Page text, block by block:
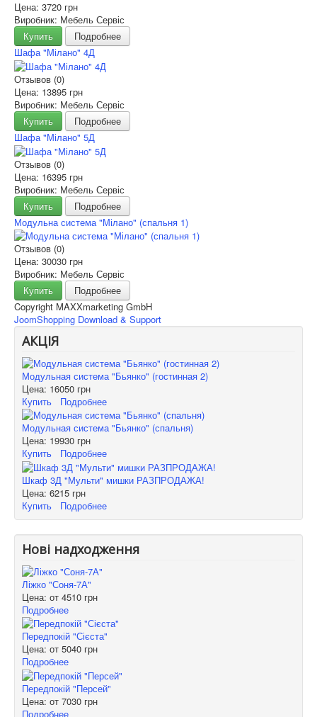
Цена: 3720 грн
Виробник: Мебель Сервіс
Купить
Подробнее
Шафа "Мілано" 4Д
Отзывов (0)
Цена: 13895 грн
Виробник: Мебель Сервіс
Купить
Подробнее
Шафа "Мілано" 5Д
Отзывов (0)
Цена: 16395 грн
Виробник: Мебель Сервіс
Купить
Подробнее
Модульна система "Мілано" (спальня 1)
Отзывов (0)
Цена: 30030 грн
Виробник: Мебель Сервіс
Купить
Подробнее
Copyright MAXXmarketing GmbH
JoomShopping Download & Support
АКЦІЯ
Модульная система "Бьянко" (гостинная 2)
Цена: 16050 грн
Купить
Подробнее
Модульная система "Бьянко" (спальня)
Цена: 19930 грн
Купить
Подробнее
Шкаф 3Д "Мульти" мишки РАЗПРОДАЖА!
Цена: 6215 грн
Купить
Подробнее
Нові надходження
Ліжко "Соня-7А"
Цена: от 4510 грн
Подробнее
Передпокій "Сієста"
Цена: от 5040 грн
Подробнее
Передпокій "Персей"
Цена: от 7030 грн
Подробнее